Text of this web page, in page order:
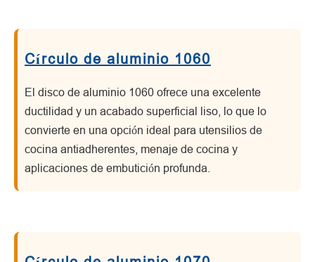
Círculo de aluminio 1060
El disco de aluminio 1060 ofrece una excelente
ductilidad y un acabado superficial liso, lo que lo
convierte en una opción ideal para utensilios de
cocina antiadherentes, menaje de cocina y
aplicaciones de embutición profunda.